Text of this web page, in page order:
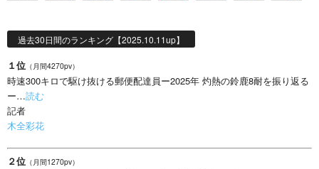
過去30日間のランキング【2025.10.11up】
１位 （月間4270pv）
時速300キロで駆け抜ける郵便配達員ー2025年 灼熱の鈴鹿8耐を振り返る
ー…読む
記者
木全彩花
２位 （月間1270pv）